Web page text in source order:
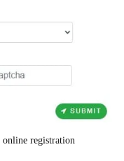
online registration